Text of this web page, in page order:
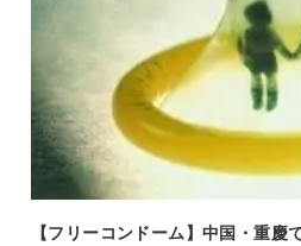
【フリーコンドーム】中国・重慶